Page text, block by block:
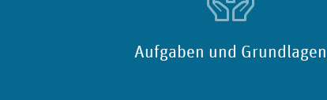
Aufgaben und Grundlagen